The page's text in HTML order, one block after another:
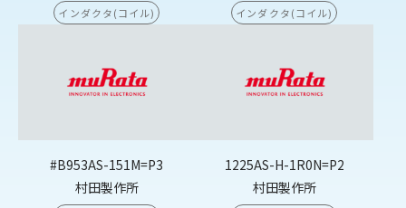
インダクタ(コイル) インダクタ(コイル)
#B953AS-151M=P3
村田製作所
1225AS-H-1R0N=P2
村田製作所